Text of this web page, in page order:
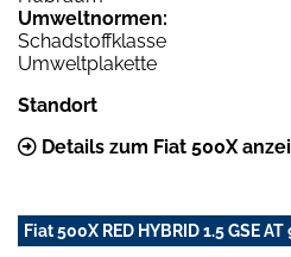
Umweltnormen:
Schadstoffklasse
Umweltplakette
Standort
Details zum Fiat 500X
Fiat 500X RED HYBRID 1.5 GSE